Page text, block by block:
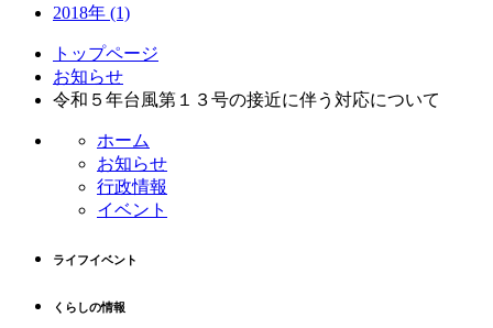
2018年 (1)
トップページ
お知らせ
令和５年台風第１３号の接近に伴う対応について
ホーム
お知らせ
行政情報
イベント
ライフイベント
くらしの情報